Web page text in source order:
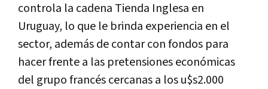
controla la cadena Tienda Inglesa en
Uruguay, lo que le brinda experiencia en el
sector, además de contar con fondos para
hacer frente a las pretensiones económicas
del grupo francés cercanas a los u$s2.000